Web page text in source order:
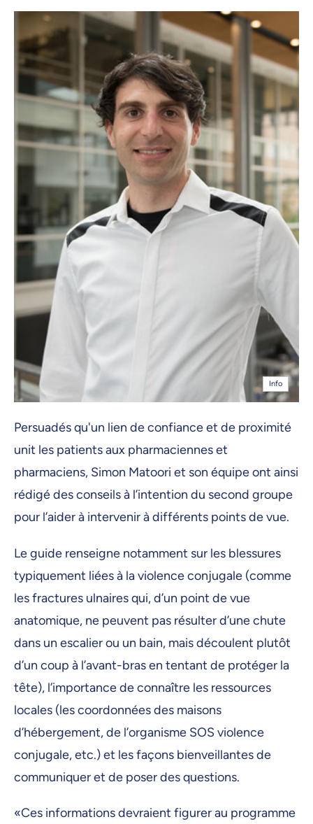
Info
Persuadés qu'un lien de confiance et de proximité
unit les patients aux pharmaciennes et
pharmaciens, Simon Matoori et son équipe ont ainsi
rédigé des conseils à l’intention du second groupe
pour l’aider à intervenir à différents points de vue.
Le guide renseigne notamment sur les blessures
typiquement liées à la violence conjugale (comme
les fractures ulnaires qui, d’un point de vue
anatomique, ne peuvent pas résulter d’une chute
dans un escalier ou un bain, mais découlent plutôt
d’un coup à l’avant-bras en tentant de protéger la
tête), l’importance de connaître les ressources
locales (les coordonnées des maisons
d’hébergement, de l’organisme SOS violence
conjugale, etc.) et les façons bienveillantes de
communiquer et de poser des questions.
«Ces informations devraient figurer au programme